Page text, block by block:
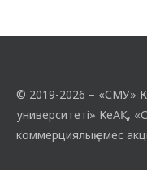
© 2019-2026 – «СМУ»
университеті» КеАҚ,
коммерциялық емес